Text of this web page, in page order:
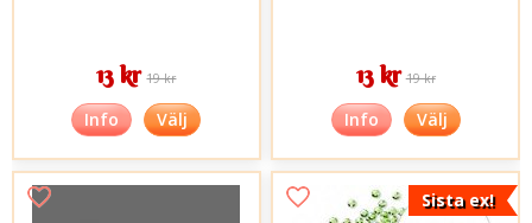
13 kr 19 kr
Info Välj
13 kr 19 kr
Info Välj
Sista ex!